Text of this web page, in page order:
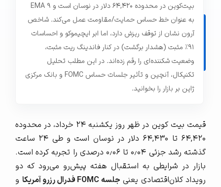
بیت‌کوین در محدوده ۶۴,۴۲۰ دلار در نوسان است و EMA ۹
به عنوان خط حساس حمایت/مقاومت عمل می‌کند. شاخص
آرون نشان از توقف ریزش دارد، اما ابر ایچیموکو و احساسات
۹۱٪ مثبت (هشدار برگشت) در کنار فاندینگ ریت مثبت،
وضعیت شکننده‌ای را رقم زده‌اند. در این مطلب تحلیل
تکنیکال، آنچین و تأثیر جلسات حساس FOMC و بانک مرکزی
ژاپن بر بازار را بخوانید.
قیمت بیت کوین در ظهر روز یکشنبه ۲۴ خرداد، در محدوده
۶۴,۴۲۰ تا ۶۴,۴۳۰ دلار در نوسان است و طی ۲۴ ساعت
گذشته رشد جزئی ۰٫۰۴ تا ۰٫۰۶ درصدی را تجربه کرده است.
بازار در شرایطی به استقبال هفته پیش‌رو می‌رود که دو
رویداد کلان‌اقتصادی یعنی جلسه FOMC فدرال رزرو آمریکا
و